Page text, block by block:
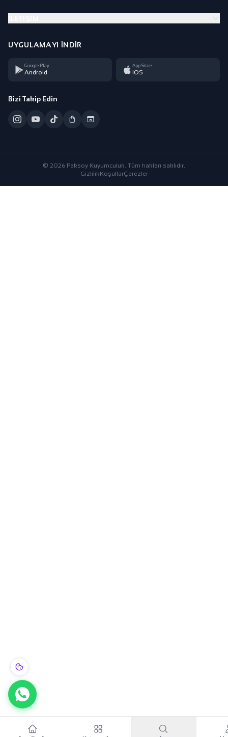
UYGULAMAYI İNDIR
Google Play
Android
App Store
iOS
Bizi Takip Edin
© 2026 Paksoy Kuyumculuk. Tüm hakları saklıdır.
GizlilikKoşullarÇerezler